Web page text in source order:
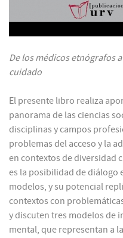
De los médicos etnógrafos
cuidado
El presente libro realiza
panorama de las ciencias
disciplinas y campos
problemas del acceso y la
en contextos de diversidad
es la posibilidad de diálogo
modelos, y su potencial
contextos con
y discuten tres modelos de
mental, que representan a